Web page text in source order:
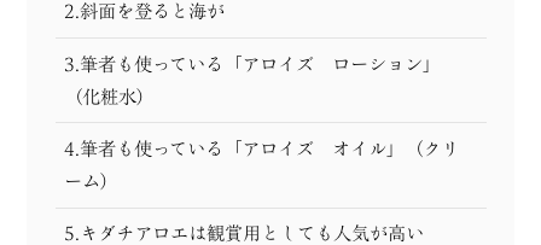
2.斜面を登ると海が
3.筆者も使っている「アロイズ ローション」
（化粧水）
4.筆者も使っている「アロイズ オイル」（クリ
ーム）
5.キダチアロエは観賞用としても人気が高い